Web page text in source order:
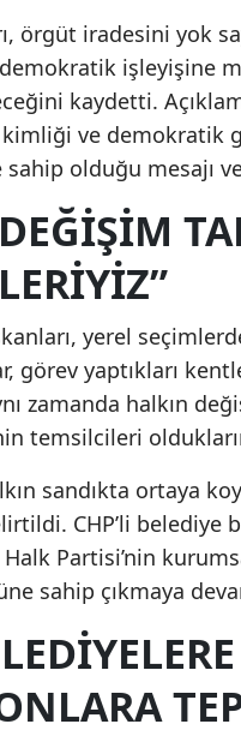
örgüt iradesini yok
demokratik
kaydetti.
ve demokratik
sahip olduğu mesajı
yerel
görev yaptıkları
zamanda halkın
temsilcileri
sandıkta ortaya
CHP’li belediye
Partisi’nin
sahip çıkmaya